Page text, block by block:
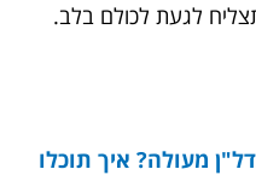
לגעת לכולם בלב.
מעולה? איך תוכלו